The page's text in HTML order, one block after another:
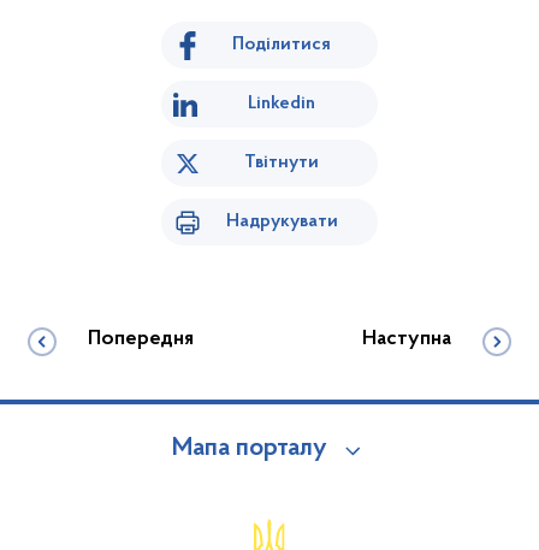
Поділитися
Linkedin
Твітнути
Надрукувати
Попередня Наступна
Мапа порталу